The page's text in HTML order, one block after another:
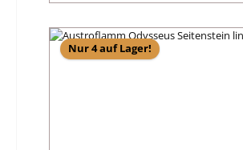
Nur 4 auf Lager!